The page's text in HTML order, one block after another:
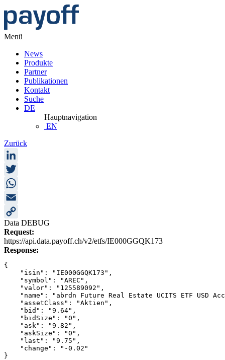
Menü
News
Produkte
Partner
Publikationen
Kontakt
Suche
DE
Hauptnavigation
EN
Zurück
LinkedIn
Twitter
WhatsApp
Email
Copy
Link
Data DEBUG
Request:
https://api.data.payoff.ch/v2/etfs/IE000GGQK173
Response:
{
"isin": "IE000GGQK173",
"symbol": "AREC",
"valor": "125589092",
"name": "abrdn Future Real Estate UCITS ETF USD
"assetClass": "Aktien",
"bid": "9.64",
"bidSize": "0",
"ask": "9.82",
"askSize": "0",
"last": "9.75",
"change": "-0.02"
}